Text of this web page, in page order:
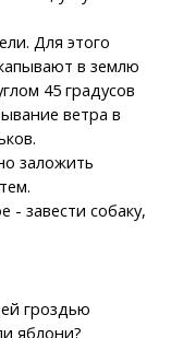
Для этого
в землю
45 градусов
ветра в
заложить
- завести собаку,
гроздью
яблони?